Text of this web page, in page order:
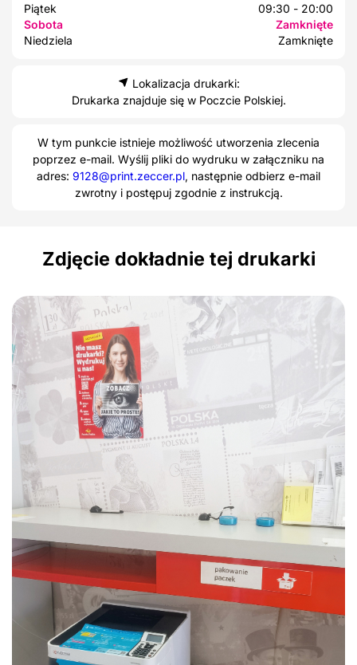
Piątek
09:30 - 20:00
Sobota
Zamknięte
Niedziela
Zamknięte
Lokalizacja drukarki:
Drukarka znajduje się w Poczcie Polskiej.
W tym punkcie istnieje możliwość utworzenia zlecenia
poprzez e-mail. Wyślij pliki do wydruku w załączniku na
adres: 9128@print.zeccer.pl, następnie odbierz e-mail
zwrotny i postępuj zgodnie z instrukcją.
Zdjęcie dokładnie tej drukarki